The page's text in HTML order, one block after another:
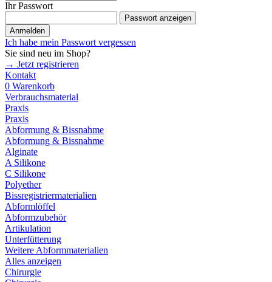
Ihr Passwort
Passwort anzeigen
Anmelden
Ich habe mein Passwort vergessen
Sie sind neu im Shop?
→ Jetzt registrieren
Kontakt
0 Warenkorb
Verbrauchsmaterial
Praxis
Praxis
Abformung & Bissnahme
Abformung & Bissnahme
Alginate
A Silikone
C Silikone
Polyether
Bissregistriermaterialien
Abformlöffel
Abformzubehör
Artikulation
Unterfütterung
Weitere Abformmaterialien
Alles anzeigen
Chirurgie